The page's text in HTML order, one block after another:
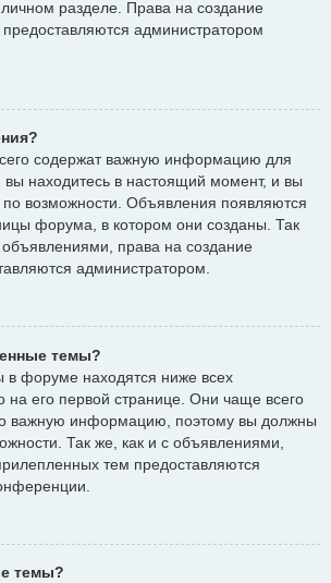
разделе. Права на создание
администратором
содержат важную информацию для
находитесь в настоящий момент, и вы
возможности. Объявления появляются
форума, в котором они созданы. Так
права на создание
администратором.
темы?
форуме находятся ниже всех
на его первой странице. Они чаще всего
важную информацию, поэтому вы должны
Так же, как и с объявлениями,
тем предоставляются
темы?